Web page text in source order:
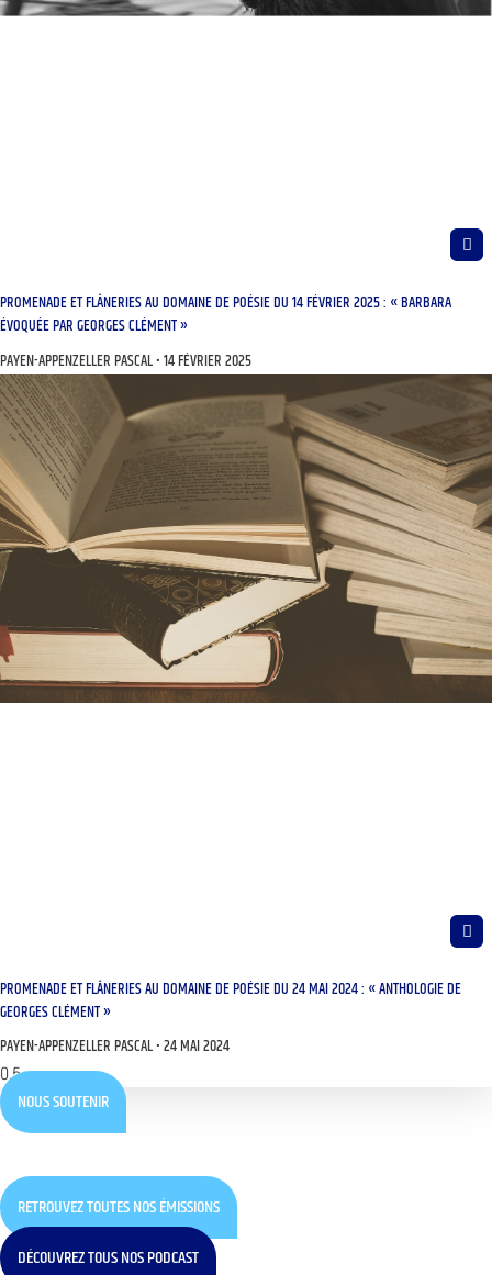
PROMENADE ET FLÂNERIES AU DOMAINE DE POÉSIE DU 14 FÉVRIER 2025 : « BARBARA
ÉVOQUÉE PAR GEORGES CLÉMENT »
PAYEN-APPENZELLER PASCAL 14 FÉVRIER 2025
PROMENADE ET FLÂNERIES AU DOMAINE DE POÉSIE DU 24 MAI 2024 : « ANTHOLOGIE DE
GEORGES CLÉMENT »
PAYEN-APPENZELLER PASCAL 24 MAI 2024
NOUS SOUTENIR
RETROUVEZ TOUTES NOS ÉMISSIONS
DÉCOUVREZ TOUS NOS PODCAST